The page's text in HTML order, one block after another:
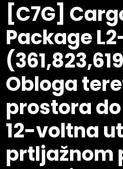
[C7G]
Package
Obloga
prostora
12-voltna
prtljažnom